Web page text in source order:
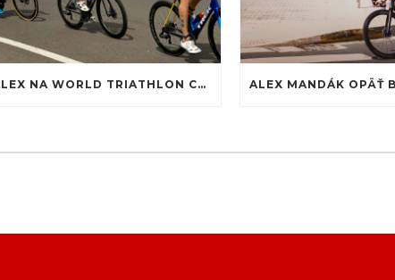
ALEX NA WORLD TRIATHLON CHAMPIONSHIP FINALS 2025 – WOLLONGONG, AUSTRÁLIA